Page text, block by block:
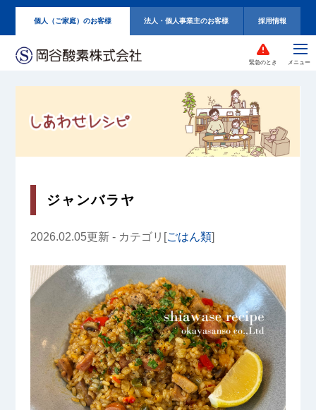
個人（ご家庭）のお客様 法人・個人事業主のお客様 採用情報
緊急のとき
ジャンバラヤ
2026.02.05更新 - カテゴリ[ごはん類]